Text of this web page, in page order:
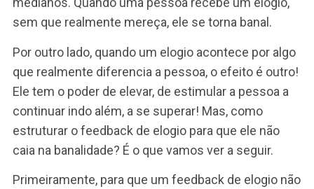
desempenho ou competência, o feedback do
fundamental. É um grande estímulo para que o
colaborador continue a se desenvolver e a
apresentar desempenhos superiores.
Agora, não pode ser um elogio gratuito,
sem fundamento real! Elogios superficiais, sem
fundamento estimulam desempenhos baixos
medianos. Quando uma pessoa recebe um